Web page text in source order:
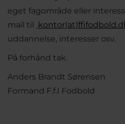
eget fagområde eller
mail til
uddannelse, interesser osv.
På forhånd tak.
Anders Brandt Sørensen
Formand F.f.I Fodbold